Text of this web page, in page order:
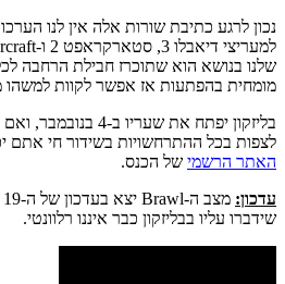
נכון לרגע כתיבת שורות אלה אין לנו
שלנו בנושא הוא שתוכרז חבילת הרחבה
מומחית בהפתעות אז אפשר לקוות למשהו
בליזקון יפתח את
לצפות בכל ההתרחשויות בשידור חי אתם
האתר הרשמי של הכנס.
עדכון:
שידברו עליו בבליזקון כבר איננו רלוונטי.